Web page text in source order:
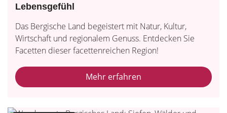
Lebensgefühl
Das Bergische Land begeistert mit Natur, Kultur,
Wirtschaft und regionalem Genuss. Entdecken Sie
Facetten dieser facettenreichen Region!
Mehr erfahren